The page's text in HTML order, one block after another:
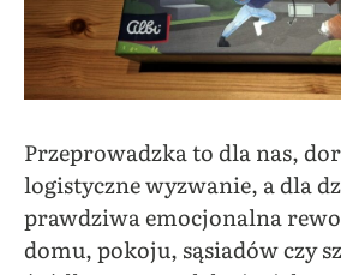
Przeprowadzka to dla nas,
logistyczne wyzwanie, a dla
prawdziwa emocjonalna
domu, pokoju, sąsiadów czy